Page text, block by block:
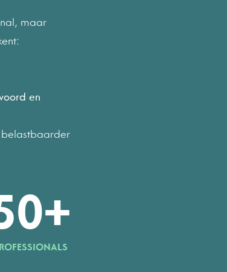
maar
en
belastbaarder
8
6
8
0+